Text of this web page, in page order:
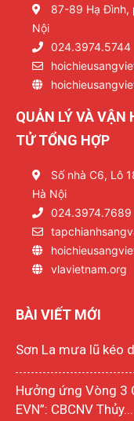
87-89 Hạ Đình,
Nội
024.3974.5744
QUẢN LÝ VÀ
TỬ TỔNG HỢP
Số nhà C6, Lô
Hà Nội
024.3974.7689
vlavietnam.org
BÀI VIẾT MỚI
Sơn La mưa lũ kéo
Hưởng ứng Vòng 3
EVN”: CBCNV Thủy...